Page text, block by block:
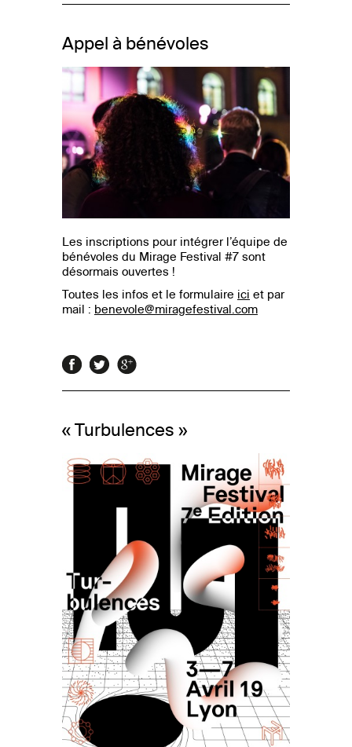
Appel à bénévoles
Les inscriptions pour intégrer l’équipe de
bénévoles du Mirage Festival #7 sont
désormais ouvertes !
Toutes les infos et le formulaire ici et par
mail : benevole@miragefestival.com
« Turbulences »